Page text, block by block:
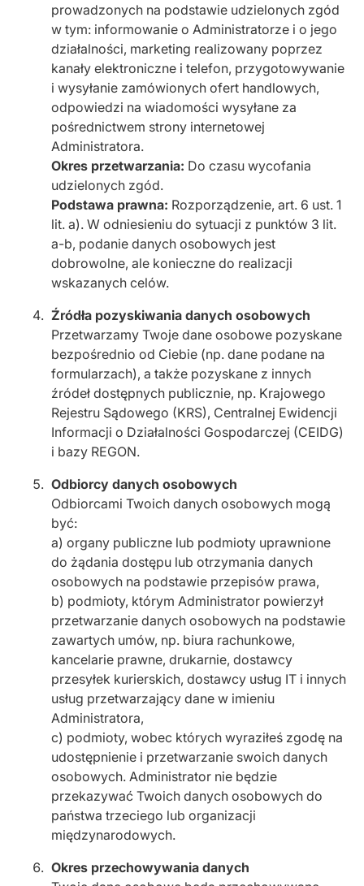
prowadzonych na podstawie udzielonych zgód
w tym: informowanie o Administratorze i o jego
działalności, marketing realizowany poprzez
kanały elektroniczne i telefon, przygotowywanie
i wysyłanie zamówionych ofert handlowych,
odpowiedzi na wiadomości wysyłane za
pośrednictwem strony internetowej
Administratora.
Okres przetwarzania: Do czasu wycofania
udzielonych zgód.
Podstawa prawna: Rozporządzenie, art. 6 ust. 1
lit. a). W odniesieniu do sytuacji z punktów 3 lit.
a-b, podanie danych osobowych jest
dobrowolne, ale konieczne do realizacji
wskazanych celów.
Źródła pozyskiwania danych osobowych
Przetwarzamy Twoje dane osobowe pozyskane
bezpośrednio od Ciebie (np. dane podane na
formularzach), a także pozyskane z innych
źródeł dostępnych publicznie, np. Krajowego
Rejestru Sądowego (KRS), Centralnej Ewidencji
Informacji o Działalności Gospodarczej (CEIDG)
i bazy REGON.
Odbiorcy danych osobowych
Odbiorcami Twoich danych osobowych mogą
być:
a) organy publiczne lub podmioty uprawnione
do żądania dostępu lub otrzymania danych
osobowych na podstawie przepisów prawa,
b) podmioty, którym Administrator powierzył
przetwarzanie danych osobowych na podstawie
zawartych umów, np. biura rachunkowe,
kancelarie prawne, drukarnie, dostawcy
przesyłek kurierskich, dostawcy usług IT i innych
usług przetwarzający dane w imieniu
Administratora,
c) podmioty, wobec których wyraziłeś zgodę na
udostępnienie i przetwarzanie swoich danych
osobowych. Administrator nie będzie
przekazywać Twoich danych osobowych do
państwa trzeciego lub organizacji
międzynarodowych.
Okres przechowywania danych